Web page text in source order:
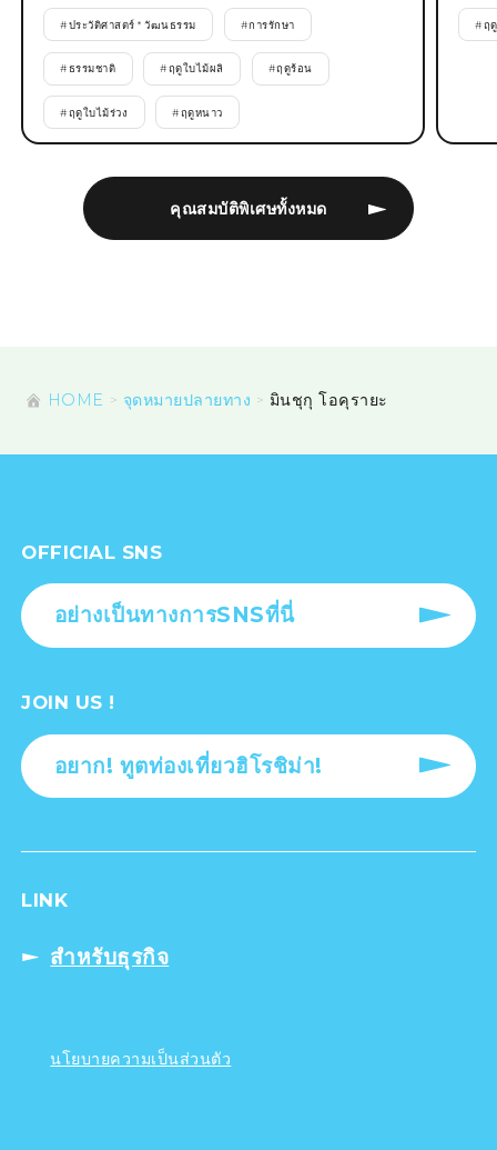
คุณสมบัติพิเศษทั้งหมด
#ประวัติศาสตร์ * วัฒนธรรม #การรักษา
#ธรรมชาติ #ฤดูใบไม้ผลิ #ฤดูร้อน
#ฤดูใบไม้ร่วง #ฤดูหนาว
#ฤ
HOME จุดหมายปลายทาง มินชุกุ โอคุรายะ
OFFICIAL SNS
อย่างเป็นทางการSNSที่นี่
JOIN US !
อยาก! ทูตท่องเที่ยวฮิโรชิม่า!
LINK
สำหรับธุรกิจ
นโยบายความเป็นส่วนตัว